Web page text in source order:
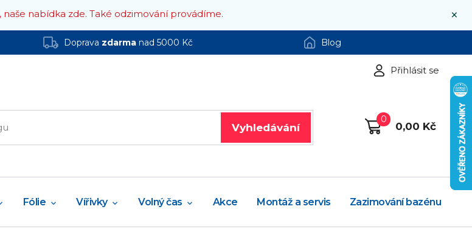
×
nabídka zde. Také odzimování provádíme.
Doprava zdarmanad 5000 Kč Blog
Přihlásit se
Vyhledávání
0
0,00 Kč
Fólie Vířivky Volný čas Akce Montáž a servis Zazimování bazénu